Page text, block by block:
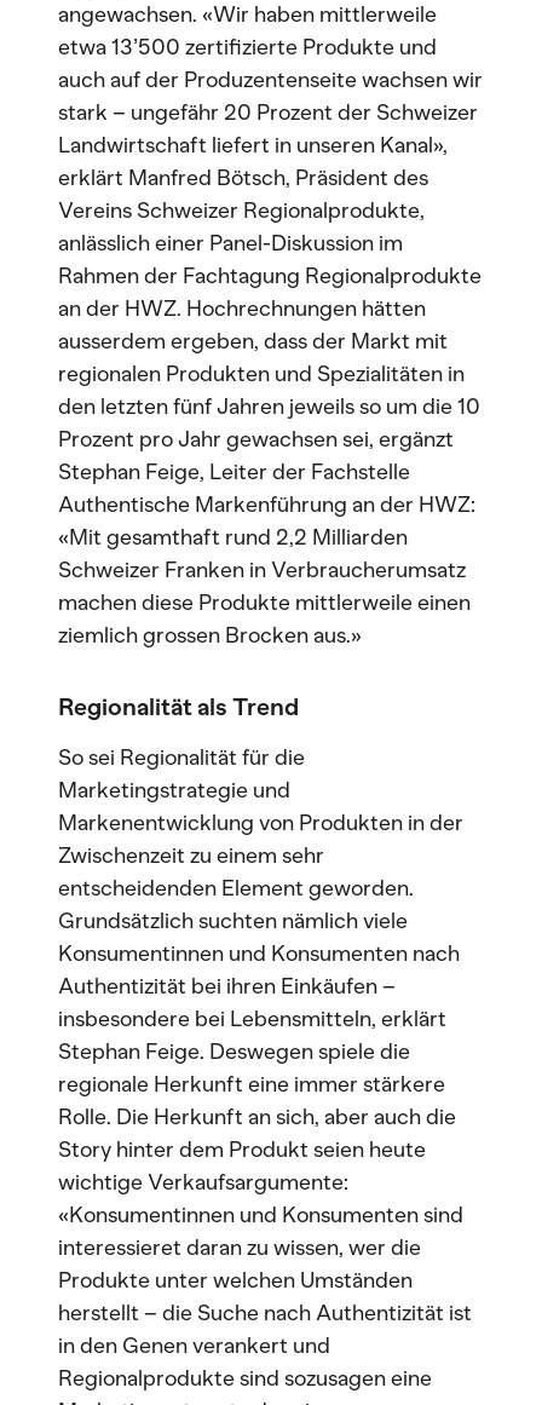
angewachsen. «Wir haben mittlerweile
etwa 13’500 zertifizierte Produkte und
auch auf der Produzentenseite wachsen wir
stark – ungefähr 20 Prozent der Schweizer
Landwirtschaft liefert in unseren Kanal»,
erklärt Manfred Bötsch, Präsident des
Vereins Schweizer Regionalprodukte,
anlässlich einer Panel-Diskussion im
Rahmen der Fachtagung Regionalprodukte
an der HWZ. Hochrechnungen hätten
ausserdem ergeben, dass der Markt mit
regionalen Produkten und Spezialitäten in
den letzten fünf Jahren jeweils so um die 10
Prozent pro Jahr gewachsen sei, ergänzt
Stephan Feige, Leiter der Fachstelle
Authentische Markenführung an der HWZ:
«Mit gesamthaft rund 2,2 Milliarden
Schweizer Franken in Verbraucherumsatz
machen diese Produkte mittlerweile einen
ziemlich grossen Brocken aus.»
Regionalität als Trend
So sei Regionalität für die
Marketingstrategie und
Markenentwicklung von Produkten in der
Zwischenzeit zu einem sehr
entscheidenden Element geworden.
Grundsätzlich suchten nämlich viele
Konsumentinnen und Konsumenten nach
Authentizität bei ihren Einkäufen –
insbesondere bei Lebensmitteln, erklärt
Stephan Feige. Deswegen spiele die
regionale Herkunft eine immer stärkere
Rolle. Die Herkunft an sich, aber auch die
Story hinter dem Produkt seien heute
wichtige Verkaufsargumente:
«Konsumentinnen und Konsumenten sind
interessieret daran zu wissen, wer die
Produkte unter welchen Umständen
herstellt – die Suche nach Authentizität ist
in den Genen verankert und
Regionalprodukte sind sozusagen eine